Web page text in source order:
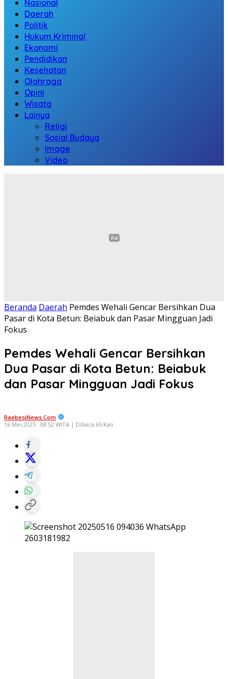
Nasional
Daerah
Politik
Hukum Kriminal
Ekonomi
Pendidikan
Kesehatan
Olahraga
Opini
Wisata
Lainya
Religi
Sosial Budaya
Image
Video
Beranda Daerah Pemdes Wehali Gencar Bersihkan Dua
Pasar di Kota Betun: Beiabuk dan Pasar Mingguan Jadi
Fokus
Pemdes Wehali Gencar Bersihkan
Dua Pasar di Kota Betun: Beiabuk
dan Pasar Mingguan Jadi Fokus
RaebesiNews.Com
16 Mei 2025 : 08:52 WITA | Dibaca 65 Kali